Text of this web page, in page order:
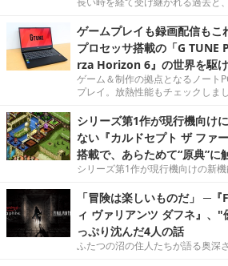
ゲームプレイも録画配信も
プロセッサ搭載の「G TUNE
rza Horizon 6』の世界を駆
ゲーム＆制作の拠点となるノート
プレイ。放熱性能もチェックしま
シリーズ第1作が現行機向け
ない『カルドセプト ザ ファ
搭載で、あらためて“原典”に
シリーズ第1作が現行機向けの新機
「冒険は楽しいものだ」 ─
ィ ヴァリアンツ ダフネ』、
っぷり沈んだ4人の話
ふたつの沼の住人たちが語る奥深さ